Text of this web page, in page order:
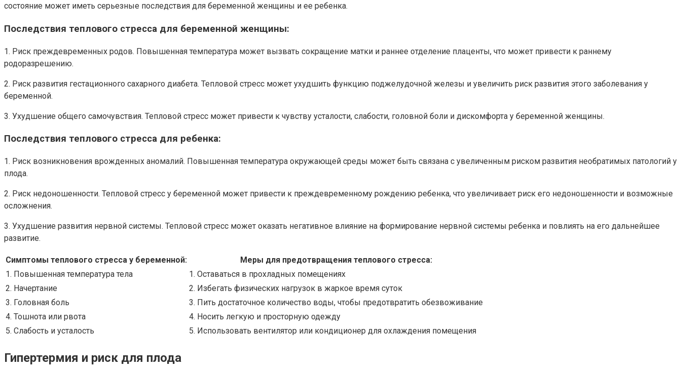
состояние может иметь серьезные последствия для беременной женщины и ее ребенка.
Последствия теплового стресса для беременной женщины:
1. Риск преждевременных родов. Повышенная температура может вызвать сокращение матки и раннее отделение плаценты, что может привести к раннему
родоразрешению.
2. Риск развития гестационного сахарного диабета. Тепловой стресс может ухудшить функцию поджелудочной железы и увеличить риск развития этого заболевания у
беременной.
3. Ухудшение общего самочувствия. Тепловой стресс может привести к чувству усталости, слабости, головной боли и дискомфорта у беременной женщины.
Последствия теплового стресса для ребенка:
1. Риск возникновения врожденных аномалий. Повышенная температура окружающей среды может быть связана с увеличенным риском развития необратимых патологий у
плода.
2. Риск недоношенности. Тепловой стресс у беременной может привести к преждевременному рождению ребенка, что увеличивает риск его недоношенности и возможные
осложнения.
3. Ухудшение развития нервной системы. Тепловой стресс может оказать негативное влияние на формирование нервной системы ребенка и повлиять на его дальнейшее
развитие.
Симптомы теплового стресса у беременной:
Меры для предотвращения теплового стресса:
1. Повышенная температура тела
1. Оставаться в прохладных помещениях
2. Начертание
2. Избегать физических нагрузок в жаркое время суток
3. Головная боль
3. Пить достаточное количество воды, чтобы предотвратить обезвоживание
4. Тошнота или рвота
4. Носить легкую и просторную одежду
5. Слабость и усталость
5. Использовать вентилятор или кондиционер для охлаждения помещения
Гипертермия и риск для плода